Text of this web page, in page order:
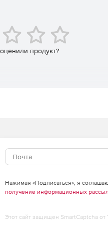
продукт?
Нажимая «Подписаться», я
получение информационных
Этот сайт защищен SmartCaptcha от